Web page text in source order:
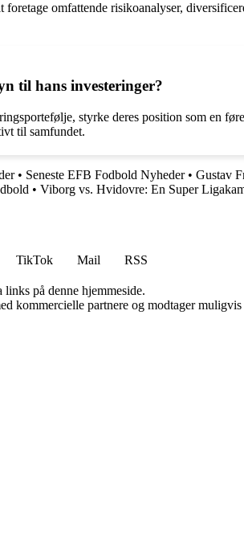
omfattende risikoanalyser,
til hans investeringer?
styrke deres position som en
til samfundet.
• Seneste EFB Fodbold Nyheder• Gustav
• Viborg vs. Hvidovre: En Super
TikTok Mail
RSS
på denne hjemmeside.
kommercielle partnere og modtager